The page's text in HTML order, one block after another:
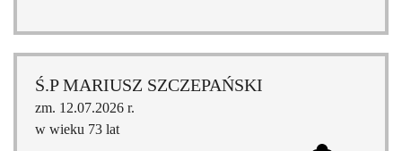
Ś.P MARIUSZ SZCZEPAŃSKI
zm. 12.07.2026 r.
w wieku 73 lat